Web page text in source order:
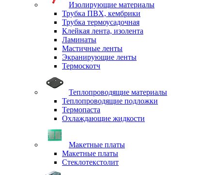
Изолирующие материалы
Трубка ПВХ, кембрики
Трубка термоусадочная
Клейкая лента, изолента
Ламинаты
Мастичные ленты
Экранирующие ленты
Термоскотч
Теплопроводящие материалы
Теплопроводящие подложки
Термопаста
Охлаждающие жидкости
Макетные платы
Макетные платы
Стеклотекстолит